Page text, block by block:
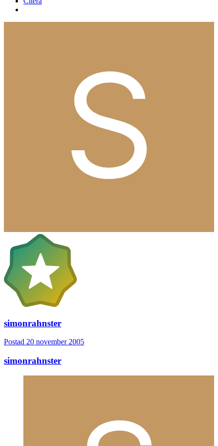
simonrahnster
Postad 20 november 2005
simonrahnster